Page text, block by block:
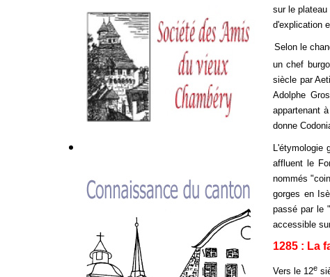
sur le plateau
d'explication
Selon le chanoine
un chef
siècle par
Adolphe
appartenant
donne
L'étymologie
affluent le
nommés
gorges en
passé par le
accessible
1285 : La
Vers le 12e